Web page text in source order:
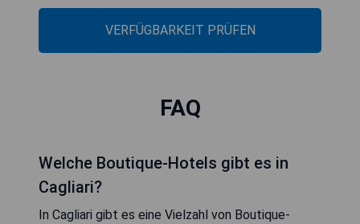
VERFÜGBARKEIT PRÜFEN
FAQ
Welche Boutique-Hotels gibt es in
Cagliari?
In Cagliari gibt es eine Vielzahl von Boutique-